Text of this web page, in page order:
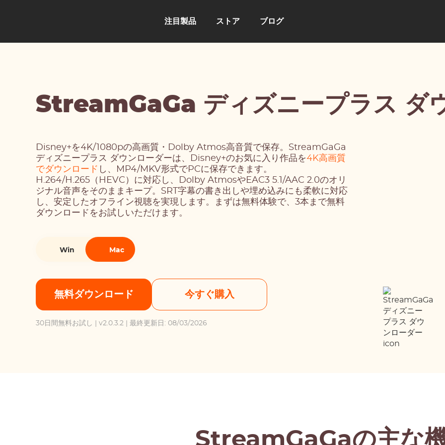
注目製品 ストア ブログ
StreamGaGa ディズニープラス ダ
Disney+を4K/1080pの高画質・Dolby Atmos高音質で保存。StreamGaGa
ディズニープラス ダウンローダーは、Disney+のお気に入り作品を4K高画質
でダウンロード し、MP4/MKV形式でPCに保存できます。
H.264/H.265（HEVC）に対応し、Dolby AtmosやEAC3 5.1/AAC 2.0のオリ
ジナル音声をそのままキープ。SRT字幕の書き出しや埋め込みにも柔軟に対応
し、安定したオフライン視聴を実現します。まずは無料体験で、3本まで無料
ダウンロードをお試しいただけます。
Win Mac
無料ダウンロード 今すぐ購入
30日間無料お試し | v2.0.3.2 | 最終更新日: 08/03/2026
StreamGaGaの主な